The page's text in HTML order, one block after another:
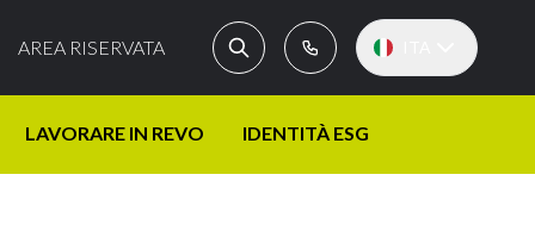
AREA RISERVATA
LAVORARE IN REVO IDENTITÀ ESG